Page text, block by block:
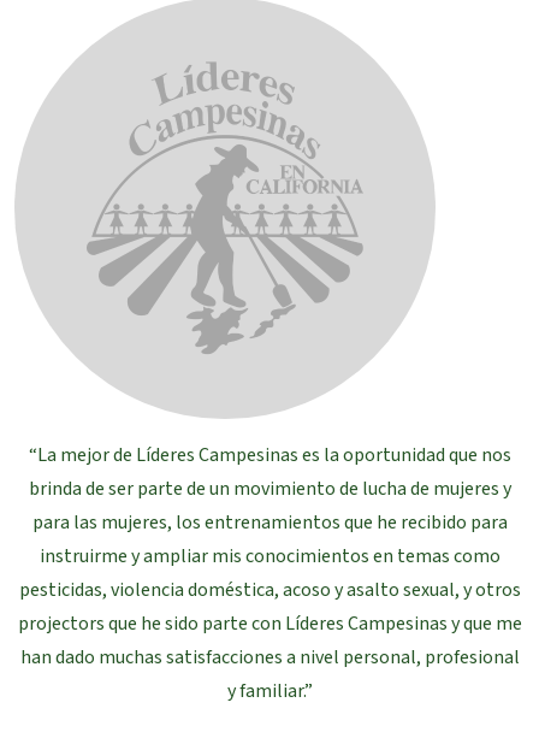
“La mejor de Líderes Campesinas es la oportunidad que nos
brinda de ser parte de un movimiento de lucha de mujeres y
para las mujeres, los entrenamientos que he recibido para
instruirme y ampliar mis conocimientos en temas como
pesticidas, violencia doméstica, acoso y asalto sexual, y otros
projectors que he sido parte con Líderes Campesinas y que me
han dado muchas satisfacciones a nivel personal, profesional
y familiar.”